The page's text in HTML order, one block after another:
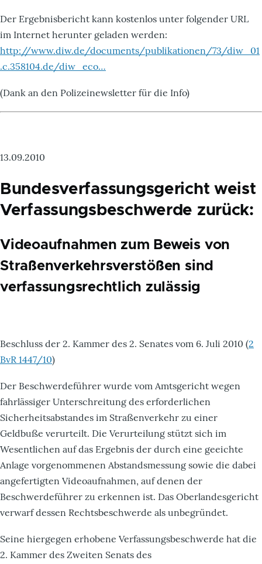
Der Ergebnisbericht kann kostenlos unter folgender URL
im Internet herunter geladen werden:
http://www.diw.de/documents/publikationen/73/diw_01
.c.358104.de/diw_eco…
(Dank an den Polizeinewsletter für die Info)
13.09.2010
Bundesverfassungsgericht weist
Verfassungsbeschwerde zurück:
Videoaufnahmen zum Beweis von
Straßenverkehrsverstößen sind
verfassungsrechtlich zulässig
Beschluss der 2. Kammer des 2. Senates vom 6. Juli 2010 (2
BvR 1447/10)
Der Beschwerdeführer wurde vom Amtsgericht wegen
fahrlässiger Unterschreitung des erforderlichen
Sicherheitsabstandes im Straßenverkehr zu einer
Geldbuße verurteilt. Die Verurteilung stützt sich im
Wesentlichen auf das Ergebnis der durch eine geeichte
Anlage vorgenommenen Abstandsmessung sowie die dabei
angefertigten Videoaufnahmen, auf denen der
Beschwerdeführer zu erkennen ist. Das Oberlandesgericht
verwarf dessen Rechtsbeschwerde als unbegründet.
Seine hiergegen erhobene Verfassungsbeschwerde hat die
2. Kammer des Zweiten Senats des